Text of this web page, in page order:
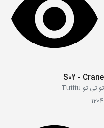
S02 - Crane
تو تی تو Tutitu
1204